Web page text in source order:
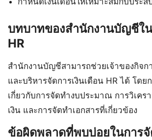
บทบาทของสำนักงานบัญชีใ
HR
สำนักงานบัญชีสามารถช่วยเจ้าของกิจก
และบริหารจัดการเงินเดือน HR ได้ โดย
เกี่ยวกับการจัดทำงบประมาณ การวิเคร
เงิน และการจัดทำเอกสารที่เกี่ยวข้อง
ข้อผิดพลาดที่พบบ่อยในการจั